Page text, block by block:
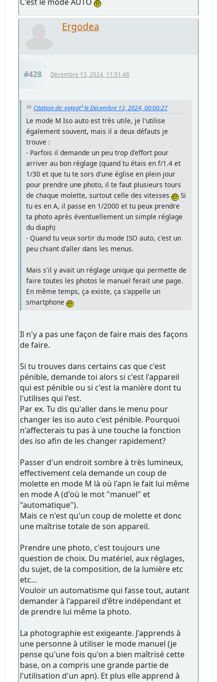
Ergodea
#428 Décembre 13, 2024, 11:31:48
Citation de: egtegt² le Décembre 13, 2024, 00:00:27
Le mode M Iso auto est très utile, je l'utilise
également souvent, mais il a deux défauts je
trouve :
- Parfois il demande un peu trop d'effort pour
arriver au bon réglage (quand tu étais en f/1.4 et
1/30 et que tu te sors d'une église en plein jour
pour prendre une photo, il te faut plusieurs tours
de chaque molette, surtout celle des vitesses
Si
tu es en A, il passe en 1/2000 et tu peux prendre
ta photo après éventuellement un simple réglage
du diaph)
- Quand tu veux sortir du mode ISO auto, c'est un
peu chiant d'aller dans les menus.
Mais s'il y avait un réglage unique qui permette de
faire toutes les photos le manuel ferait une page.
En même temps, ça existe, ça s'appelle un
smartphone
Il n'y a pas une façon de faire mais des façons
de faire.
Si tu trouves dans certains cas que c'est
pénible, demande toi alors si c'est l'appareil
qui est pénible ou si c'est la manière dont tu
l'utilises qui l'est.
Par ex. Tu dis qu'aller dans le menu pour
changer les iso auto c'est pénible. Pourquoi
n'affecterais tu pas à une touche la fonction
des iso afin de les changer rapidement?
Passer d'un endroit sombre à très lumineux,
effectivement cela demande un coup de
molette en mode M là où l'apn le fait lui même
en mode A (d'où le mot "manuel" et
"automatique").
Mais ce n'est qu'un coup de molette et donc
une maîtrise totale de son appareil.
Prendre une photo, c'est toujours une
question de choix. Du matériel, aux réglages,
du sujet, de la composition, de la lumière etc
etc...
Vouloir un automatisme qui fasse tout, autant
demander à l'appareil d'être indépendant et
de prendre lui même la photo.
La photographie est exigeante. J'apprends à
une personne à utiliser le mode manuel (je
pense qu'une fois qu'on a bien maîtrisé cette
base, on a compris une grande partie de
l'utilisation d'un apn). Et plus elle apprend à